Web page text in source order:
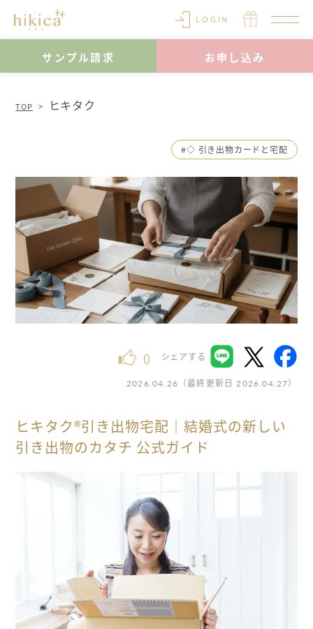
LOGIN
サンプル請求 お申し込み
TOP ヒキタク
#◇ 引き出物カードと宅配
シェアする
0
2026.04.26 （最終更新日 2026.04.27）
ヒキタク®引き出物宅配｜結婚式の新しい
引き出物のカタチ 公式ガイド